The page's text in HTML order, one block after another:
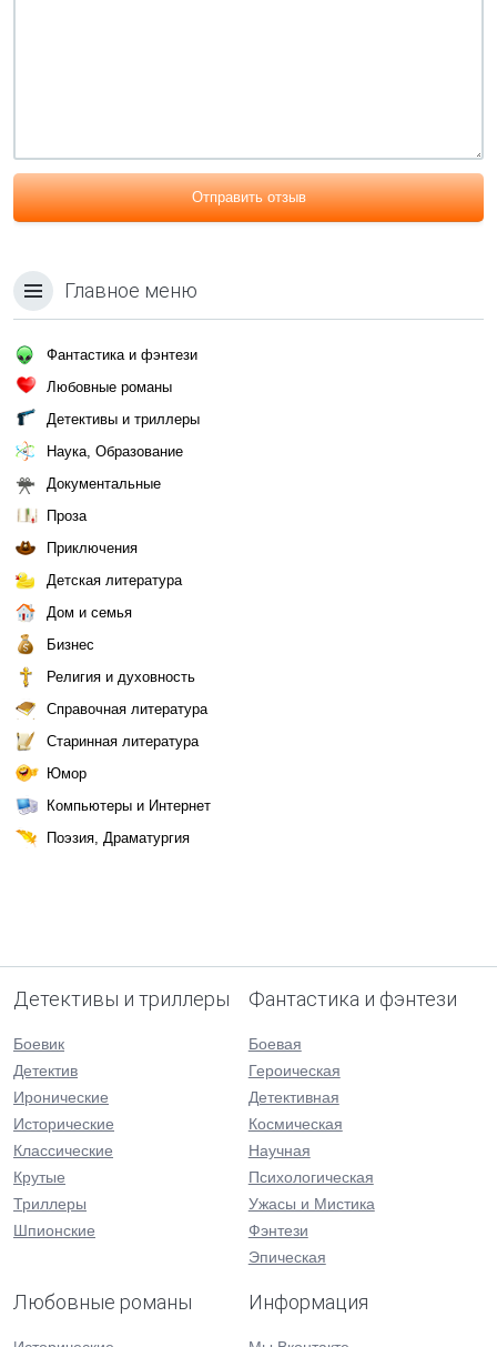
Отправить отзыв
Главное меню
Фантастика и фэнтези
Любовные романы
Детективы и триллеры
Наука, Образование
Документальные
Проза
Приключения
Детская литература
Дом и семья
Бизнес
Религия и духовность
Справочная литература
Старинная литература
Юмор
Компьютеры и Интернет
Поэзия, Драматургия
Детективы и триллеры
Боевик
Детектив
Иронические
Исторические
Классические
Крутые
Триллеры
Шпионские
Фантастика и фэнтези
Боевая
Героическая
Детективная
Космическая
Научная
Психологическая
Ужасы и Мистика
Фэнтези
Эпическая
Любовные романы Информация